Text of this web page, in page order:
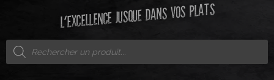
L'EXCELLENCE JUSQUE DANS VOS PLATS